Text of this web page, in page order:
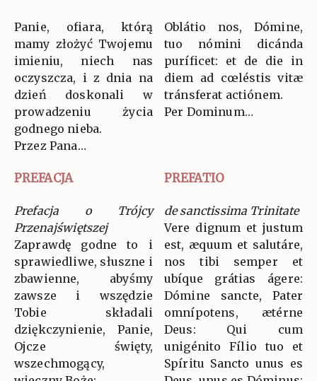
Panie, ofiara, którą
mamy złożyć Twojemu
imieniu, niech nas
oczyszcza, i z dnia na
dzień doskonali w
prowadzeniu życia
godnego nieba.
Przez Pana…
Oblátio nos, Dómine,
tuo nómini dicánda
puríficet: et de die in
diem ad cœléstis vitæ
tránsferat actiónem.
Per Dominum…
PREFACJA PREFATIO
Prefacja o Trójcy
Przenajświętszej
Zaprawdę godne to i
sprawiedliwe, słuszne i
zbawienne, abyśmy
zawsze i wszędzie
Tobie składali
dziękczynienie, Panie,
Ojcze święty,
wszechmogący,
de sanctissima Trinitate
Vere dignum et justum
est, æquum et salutáre,
nos tibi semper et
ubíque grátias ágere:
Dómine sancte, Pater
omnípotens, ætérne
Deus: Qui cum
unigénito Fílio tuo et
Spíritu Sancto unus es